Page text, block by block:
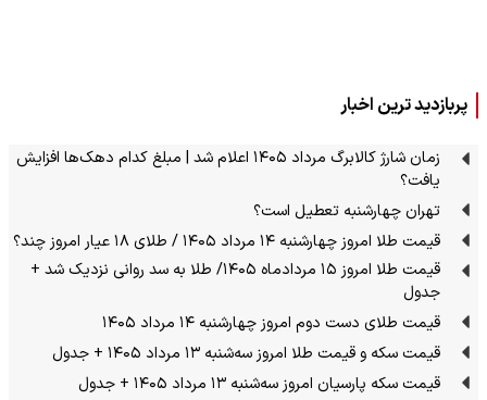
پربازدید ترین اخبار
زمان شارژ کالابرگ مرداد ۱۴۰۵ اعلام شد | مبلغ کدام دهک‌ها افزایش
یافت؟
تهران چهارشنبه تعطیل است؟
قیمت طلا امروز چهارشنبه ۱۴ مرداد ۱۴۰۵ / طلای ۱۸ عیار امروز چند؟
قیمت طلا امروز ۱۵ مردادماه ۱۴۰۵/ طلا به سد روانی نزدیک شد +
جدول
قیمت طلای دست دوم امروز چهارشنبه ۱۴ مرداد ۱۴۰۵
قیمت سکه و قیمت طلا امروز سه‌شنبه ۱۳ مرداد ۱۴۰۵ + جدول
قیمت سکه پارسیان امروز سه‌شنبه ۱۳ مرداد ۱۴۰۵ + جدول